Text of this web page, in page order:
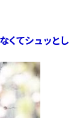
くてシュッとし